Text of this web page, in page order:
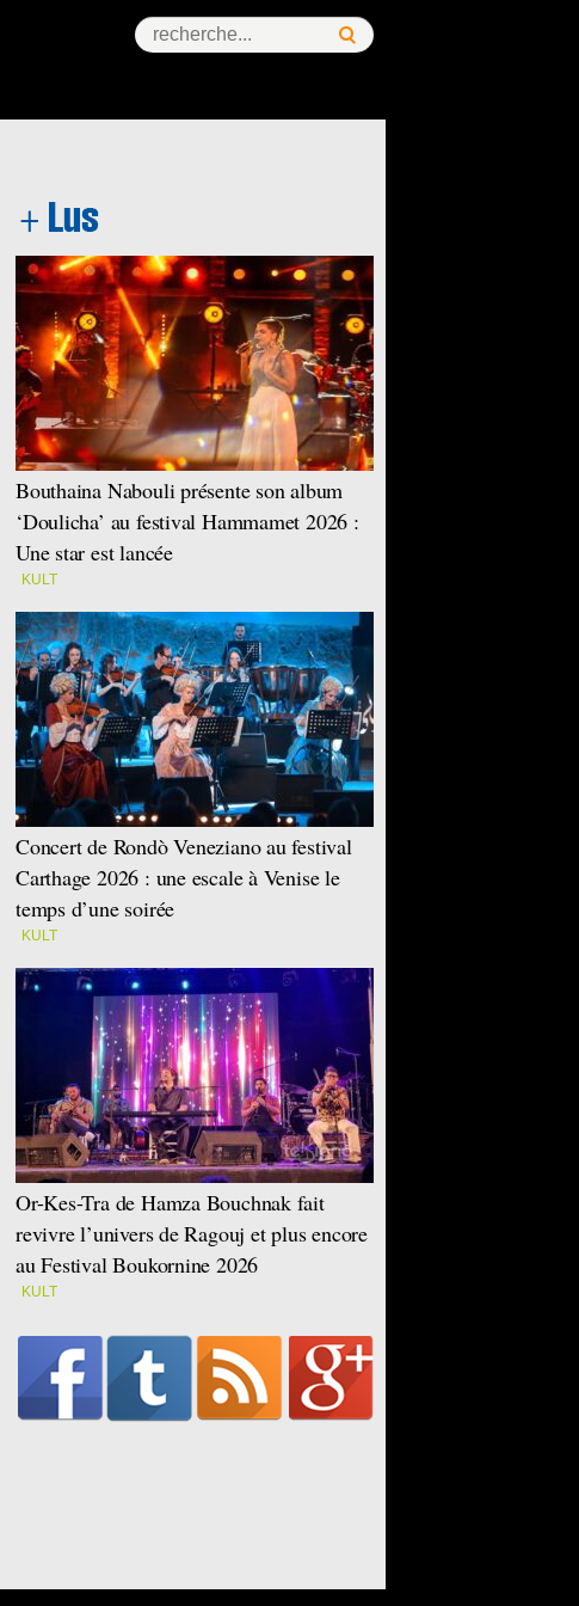
Bouthaina Nabouli présente son album
‘Doulicha’ au festival Hammamet 2026 :
Une star est lancée
KULT
Concert de Rondò Veneziano au festival
Carthage 2026 : une escale à Venise le
temps d’une soirée
KULT
Or-Kes-Tra de Hamza Bouchnak fait
revivre l’univers de Ragouj et plus encore
au Festival Boukornine 2026
KULT